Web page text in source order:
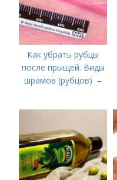
Как убрать рубцы
после прыщей. Виды
шрамов (рубцов) –